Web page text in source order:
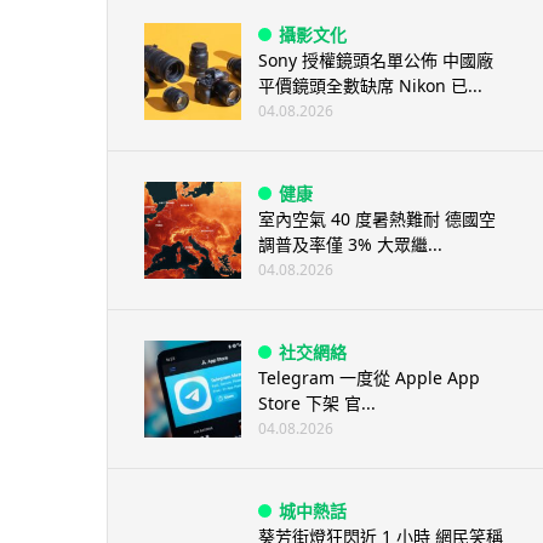
攝影文化
Sony 授權鏡頭名單公佈 中國廠
平價鏡頭全數缺席 Nikon 已...
04.08.2026
健康
室內空氣 40 度暑熱難耐 德國空
調普及率僅 3% 大眾繼...
04.08.2026
社交網絡
Telegram 一度從 Apple App
Store 下架 官...
04.08.2026
城中熱話
葵芳街燈狂閃近 1 小時 網民笑稱